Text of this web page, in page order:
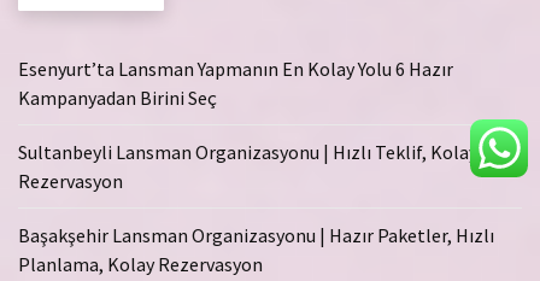
Esenyurt’ta Lansman Yapmanın En Kolay Yolu 6 Hazır
Kampanyadan Birini Seç
Sultanbeyli Lansman Organizasyonu | Hızlı Teklif, Kolay
Rezervasyon
Başakşehir Lansman Organizasyonu | Hazır Paketler, Hızlı
Planlama, Kolay Rezervasyon